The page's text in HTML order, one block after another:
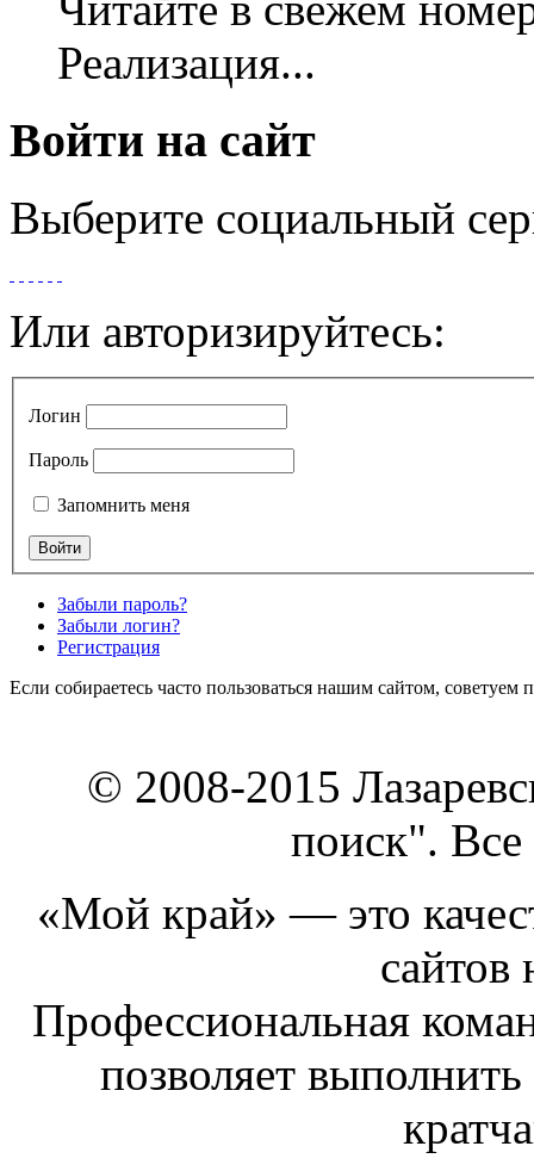
Реализация...
Войти на сайт
Выберите социальный
Или авторизируйтесь:
Логин
Пароль
Запомнить меня
Забыли пароль?
Забыли логин?
Регистрация
Если собираетесь часто пользоваться нашим сайтом, советуем
© 2008-2015
поиск".
«Мой край» — это
сайтов
Профессиональная
позволяет